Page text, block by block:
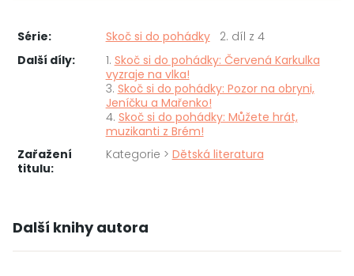
Série: Skoč si do pohádky
2. díl z 4
Další díly:
1. Skoč si do pohádky: Červená Karkulka
vyzraje na vlka!
3. Skoč si do pohádky: Pozor na obryni,
Jeníčku a Mařenko!
4. Skoč si do pohádky: Můžete hrát,
muzikanti z Brém!
Zařažení
titulu:
Kategorie > Dětská literatura
Další knihy autora